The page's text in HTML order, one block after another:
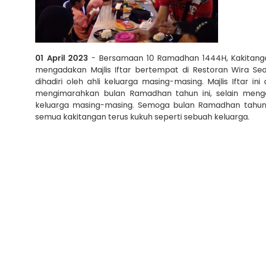
01 April 2023 - Bersamaan 10 Ramadhan 1444H,
mengadakan Majlis Iftar bertempat di Restoran Wira
dihadiri oleh ahli keluarga masing-masing. Majlis Iftar
mengimarahkan bulan Ramadhan tahun ini, selain
keluarga masing-masing. Semoga bulan Ramadhan
semua kakitangan terus kukuh seperti sebuah keluarga.